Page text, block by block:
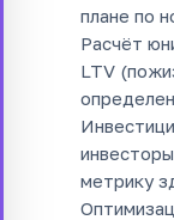
плане по
Расчёт
LTV
метрику